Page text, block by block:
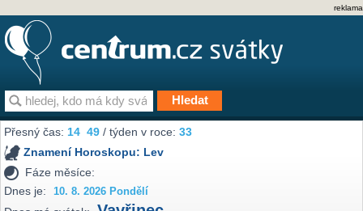
reklama
Přesný čas:14 49 / týden v roce:33
Znamení Horoskopu: Lev
Fáze měsíce:
Dnes je:
10. 8. 2026 Pondělí